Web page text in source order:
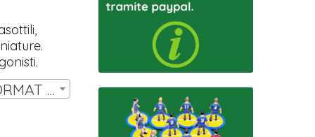
SET 14 MINIATURE FORMAT HW | € 11,00